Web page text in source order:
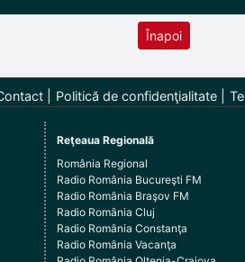
Înapoi
Politică de confidenţialitate
Reţeaua Regională
România Regional
Radio România Bucureşti FM
Radio România Braşov FM
Radio România Cluj
Radio România Constanţa
Radio România Vacanţa